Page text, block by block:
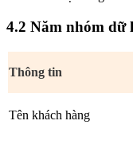
4.2 Năm nhóm dữ
Thông tin
Tên khách hàng